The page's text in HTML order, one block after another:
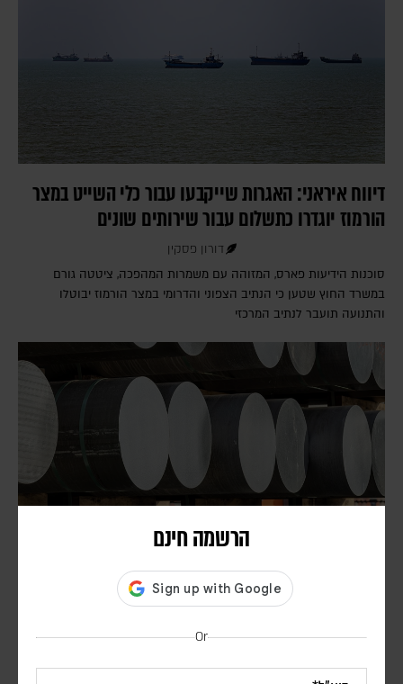
הרשמה חינם
Or
דיווח איראני: האגרות שייקבעו עבור כלי השייט במצר
הורמוז יוגדרו כתשלום עבור שירותים שונים
דורון פסקין
סוכנות הידיעות פארס, המזוהה עם משמרות המהפכה, ציטטה גורם
במשרד החוץ שטען כי הנתיב הצפוני והדרומי במצר הורמוז יבוטלו
והתנועה תועבר לנתיב המרכזי
דיווח: חודשים לפני המלחמה באיראן, הפנטגון זיהה
נקודת תורפה בתעשיית הנשק האמריקנית
דורון פסקין
2025, התריע מפני תלות מסוכנת באלומיניום בטוהר גבוה. התקיפות